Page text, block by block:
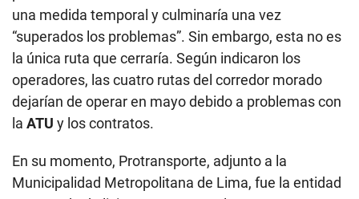
una medida temporal y culminaría una vez
“superados los problemas”. Sin embargo, esta no es
la única ruta que cerraría. Según indicaron los
operadores, las cuatro rutas del corredor morado
dejarían de operar en mayo debido a problemas con
la ATU y los contratos.
En su momento, Protransporte, adjunto a la
Municipalidad Metropolitana de Lima, fue la entidad